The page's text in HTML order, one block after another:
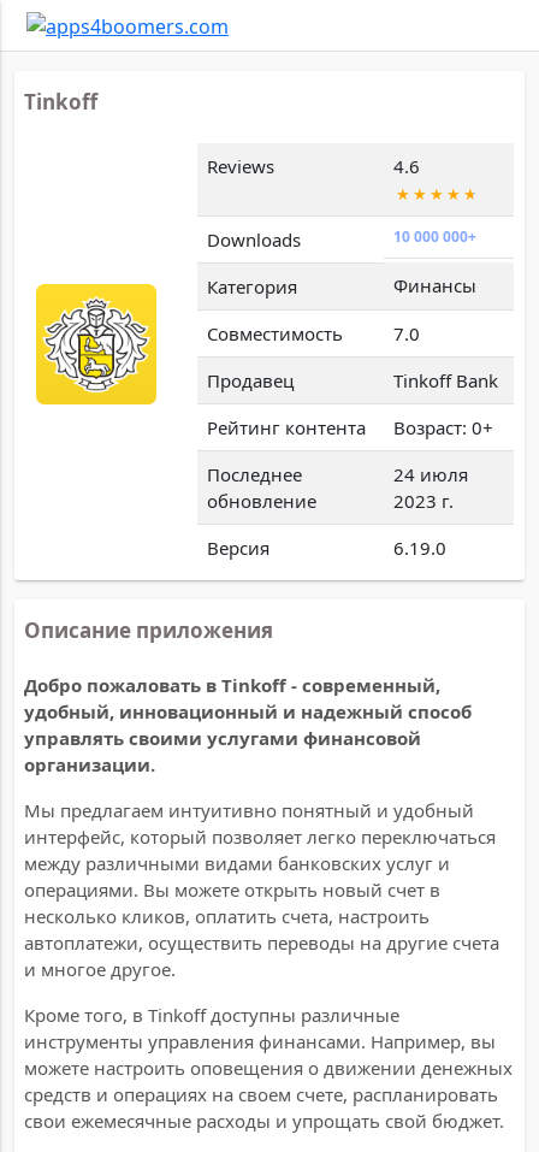
Tinkoff
Reviews 4.6
Downloads 10 000 000+
Категория
Финансы
Совместимость
7.0
Продавец
Tinkoff Bank
Рейтинг контента
Возраст: 0+
Последнее
обновление
24 июля
2023 г.
Версия
6.19.0
Описание приложения
Добро пожаловать в Tinkoff - современный,
удобный, инновационный и надежный способ
управлять своими услугами финансовой
организации.
Мы предлагаем интуитивно понятный и удобный
интерфейс, который позволяет легко переключаться
между различными видами банковских услуг и
операциями. Вы можете открыть новый счет в
несколько кликов, оплатить счета, настроить
автоплатежи, осуществить переводы на другие счета
и многое другое.
Кроме того, в Tinkoff доступны различные
инструменты управления финансами. Например, вы
можете настроить оповещения о движении денежных
средств и операциях на своем счете, распланировать
свои ежемесячные расходы и упрощать свой бюджет.